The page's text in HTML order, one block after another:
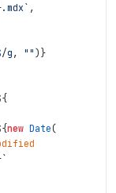
.mdx` ,
/g , "" ) }
new Date(
`